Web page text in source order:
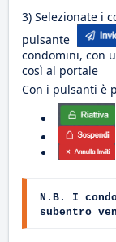
3) Selezionate i
pulsante
condomini, con
così al portale
Con i pulsanti è
N.B. I
subentro